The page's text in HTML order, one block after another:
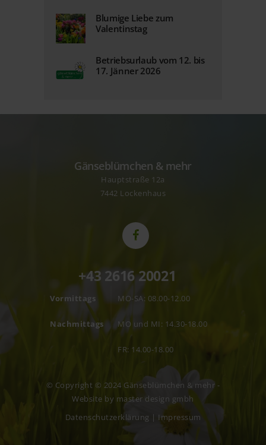
Blumige Liebe zum
Valentinstag
Betriebsurlaub vom 12. bis
17. Jänner 2026
Gänseblümchen & mehr
Hauptstraße 12a
7442 Lockenhaus
+43 2616 20021
Vormittags MO-SA: 08.00-12.00
Nachmittags MO und MI: 14.30-18.00
FR: 14.00-18.00
© Copyright © 2024 Gänseblümchen & mehr -
Website by master design gmbh
Datenschutzerklärung | Impressum